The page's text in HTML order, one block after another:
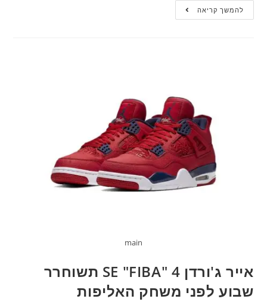
להמשך קריאה
main
אייר ג'ורדן 4 "SE "FIBA תשוחרר
שבוע לפני משחק האליפות